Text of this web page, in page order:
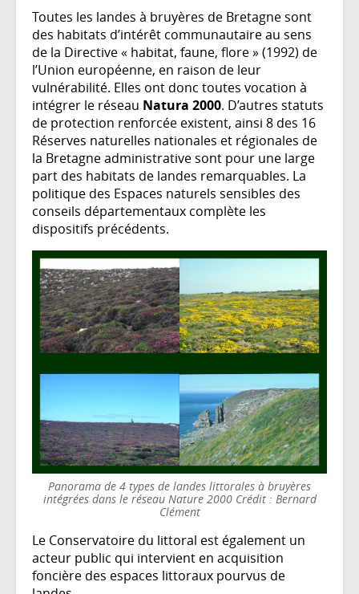
Toutes les landes à bruyères de Bretagne sont
des habitats d’intérêt communautaire au sens
de la Directive « habitat, faune, flore » (1992) de
l’Union européenne, en raison de leur
vulnérabilité. Elles ont donc toutes vocation à
intégrer le réseau Natura 2000. D’autres statuts
de protection renforcée existent, ainsi 8 des 16
Réserves naturelles nationales et régionales de
la Bretagne administrative sont pour une large
part des habitats de landes remarquables. La
politique des Espaces naturels sensibles des
conseils départementaux complète les
dispositifs précédents.
Panorama de 4 types de landes littorales à bruyères
intégrées dans le réseau Nature 2000 Crédit : Bernard
Clément
Le Conservatoire du littoral est également un
acteur public qui intervient en acquisition
foncière des espaces littoraux pourvus de